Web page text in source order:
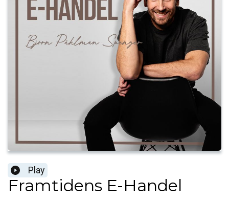
Play
Framtidens E-Handel